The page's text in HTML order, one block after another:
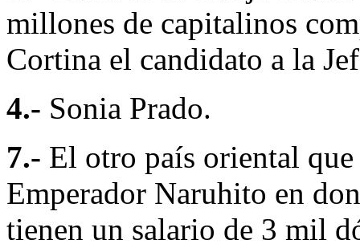
millones de capitalinos
Cortina el candidato a la
4.- Sonia Prado.
7.- El otro país oriental
Emperador Naruhito en
tienen un salario de 3 mil